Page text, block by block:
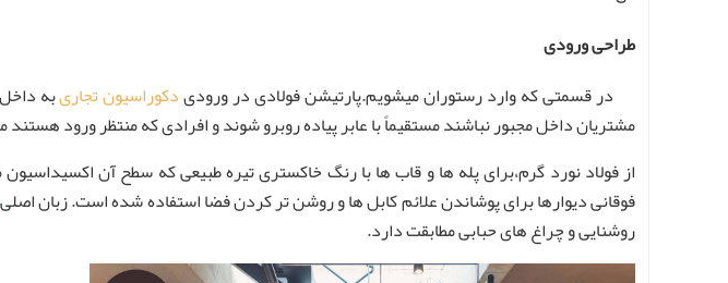
طراحی ورودی
در قسمتی که وارد رستوران میشویم.پارتیشن فولادی در ورودیدکوراسیون تجاریبه
مشتریان داخل مجبور نباشند مستقیماً با عابر پیاده روبرو شوند و افرادی که منتظر ورود هستند
از فولاد نورد گرم،برای پله ها و قاب ها با رنگ خاکستری تیره طبیعی که سطح آن
فوقانی دیوارها برای پوشاندن علائم کابل ها و روشن تر کردن فضا استفاده شده است. زبان
روشنایی و چراغ های حبابی مطابقت دارد.